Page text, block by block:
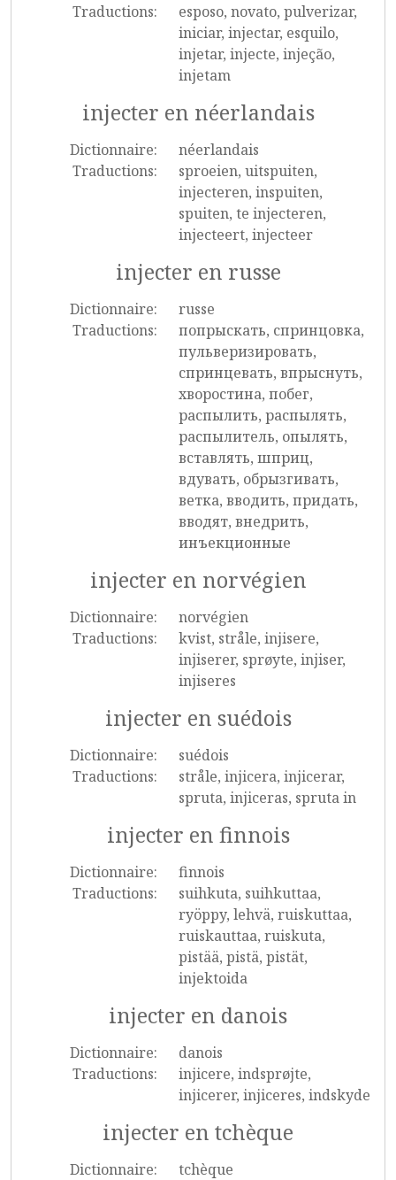
Traductions:
esposo, novato, pulverizar,
iniciar, injectar, esquilo,
injetar, injecte, injeção,
injetam
injecter en néerlandais
Dictionnaire:
néerlandais
Traductions:
sproeien, uitspuiten,
injecteren, inspuiten,
spuiten, te injecteren,
injecteert, injecteer
injecter en russe
Dictionnaire:
russe
Traductions:
попрыскать, спринцовка,
пульверизировать,
спринцевать, впрыснуть,
хворостина, побег,
распылить, распылять,
распылитель, опылять,
вставлять, шприц,
вдувать, обрызгивать,
ветка, вводить, придать,
вводят, внедрить,
инъекционные
injecter en norvégien
Dictionnaire:
norvégien
Traductions:
kvist, stråle, injisere,
injiserer, sprøyte, injiser,
injiseres
injecter en suédois
Dictionnaire:
suédois
Traductions:
stråle, injicera, injicerar,
spruta, injiceras, spruta in
injecter en finnois
Dictionnaire:
finnois
Traductions:
suihkuta, suihkuttaa,
ryöppy, lehvä, ruiskuttaa,
ruiskauttaa, ruiskuta,
pistää, pistä, pistät,
injektoida
injecter en danois
Dictionnaire:
danois
Traductions:
injicere, indsprøjte,
injicerer, injiceres, indskyde
injecter en tchèque
Dictionnaire:
tchèque